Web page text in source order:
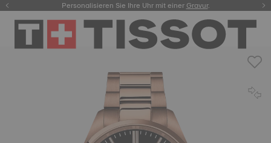
Personalisieren Sie Ihre Uhr mit einerGravur.
hier.